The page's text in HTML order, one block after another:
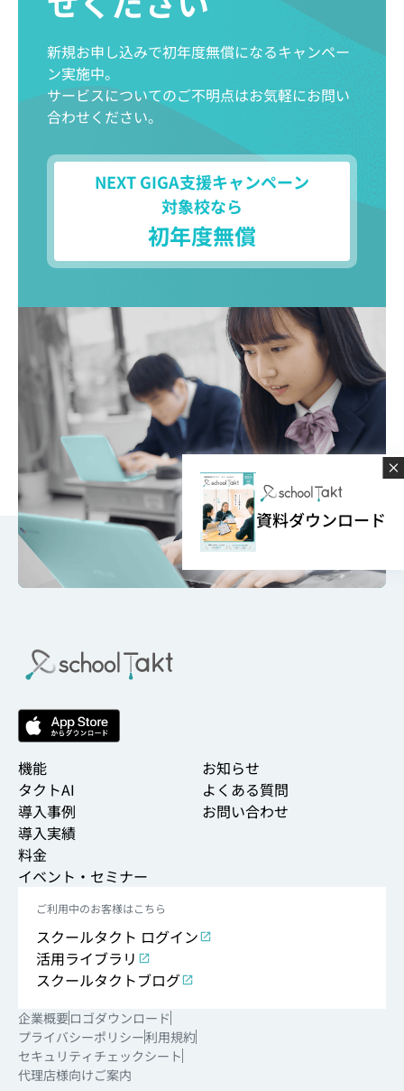
新規お申し込みで初年度無償になるキャンペー
ン実施中。
サービスについてのご不明点はお気軽にお問い
合わせください。
NEXT GIGA支援キャンペーン
対象校なら
初年度無償
資料ダウンロード
機能
タクトAI
導入事例
導入実績
料金
イベント・セミナー
お知らせ
よくある質問
お問い合わせ
ご利用中のお客様はこちら
スクールタクト ログイン
活用ライブラリ
スクールタクトブログ
企業概要ロゴダウンロード
プライバシーポリシー利用規約
セキュリティチェックシート
代理店様向けご案内